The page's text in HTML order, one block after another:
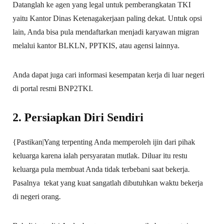
Datanglah ke agen yang legal untuk pemberangkatan TKI
yaitu Kantor Dinas Ketenagakerjaan paling dekat. Untuk opsi
lain, Anda bisa pula mendaftarkan menjadi karyawan migran
melalui kantor BLKLN, PPTKIS, atau agensi lainnya.
Anda dapat juga cari informasi kesempatan kerja di luar negeri
di portal resmi BNP2TKI.
2. Persiapkan Diri Sendiri
{Pastikan|Yang terpenting Anda memperoleh ijin dari pihak
keluarga karena ialah persyaratan mutlak. Diluar itu restu
keluarga pula membuat Anda tidak terbebani saat bekerja.
Pasalnya tekat yang kuat sangatlah dibutuhkan waktu bekerja
di negeri orang.